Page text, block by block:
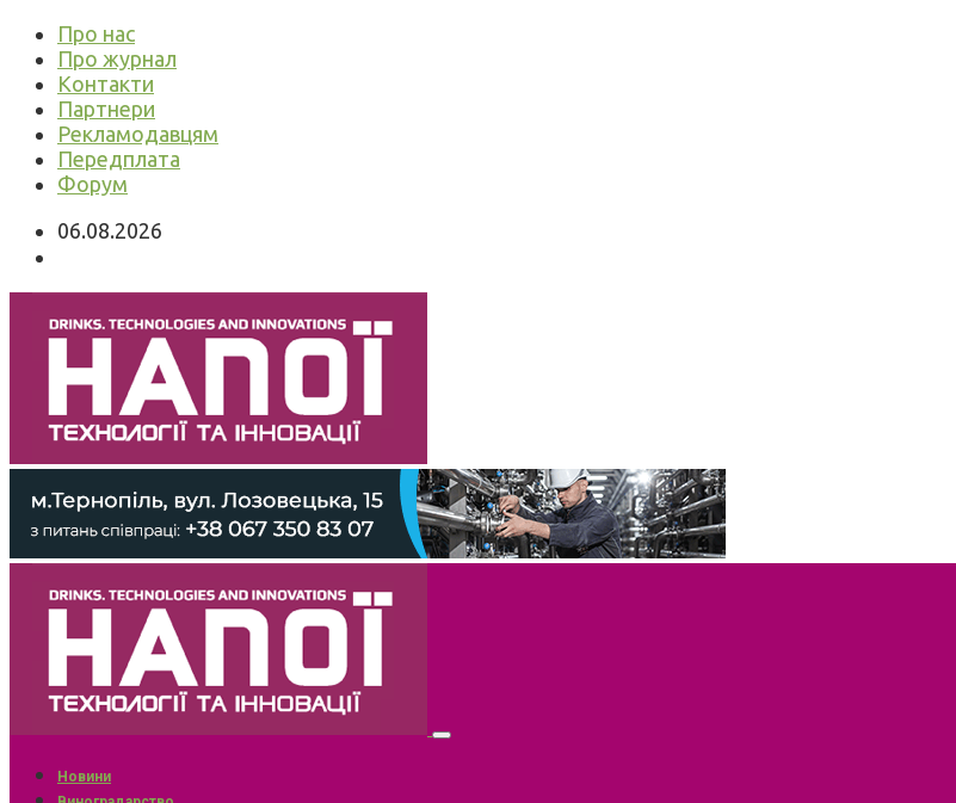
Про нас
Про журнал
Контакти
Партнери
Рекламодавцям
Передплата
Форум
06.08.2026
Новини